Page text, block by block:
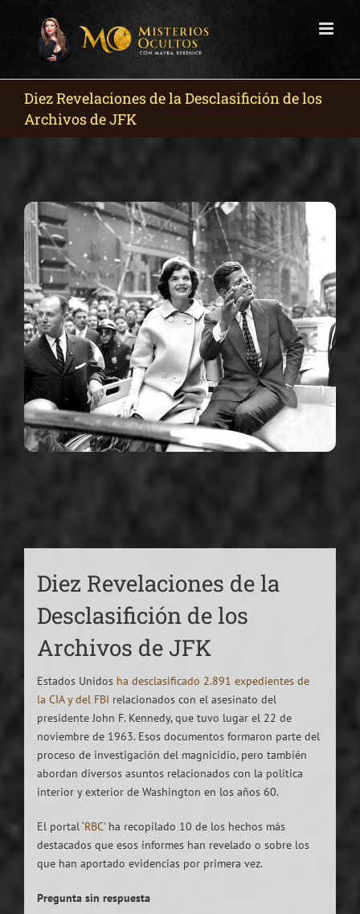
Diez Revelaciones de la Desclasifición de los
Archivos de JFK
Diez Revelaciones de la
Desclasifición de los
Archivos de JFK
Estados Unidos ha desclasificado 2.891 expedientes de
la CIA y del FBI relacionados con el asesinato del
presidente John F. Kennedy, que tuvo lugar el 22 de
noviembre de 1963. Esos documentos formaron parte del
proceso de investigación del magnicidio, pero también
abordan diversos asuntos relacionados con la política
interior y exterior de Washington en los años 60.
El portal ‘RBC’ha recopilado 10 de los hechos más
destacados que esos informes han revelado o sobre los
que han aportado evidencias por primera vez.
Pregunta sin respuesta